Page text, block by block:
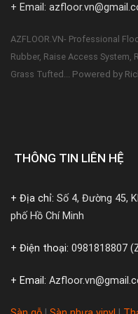
+ Email:
AZFLOOR.VN- Professional
Rubber, Raise Access System,
Grass Tufted... Powered by
THÔNG TIN LIÊN HỆ
+ Địa chỉ: Số 4, Đường 45,
phố Hồ Chí Minh
+ Điện thoại: 0981818807
+ Email: